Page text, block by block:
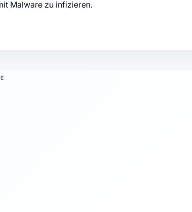
Malware zu infizieren.